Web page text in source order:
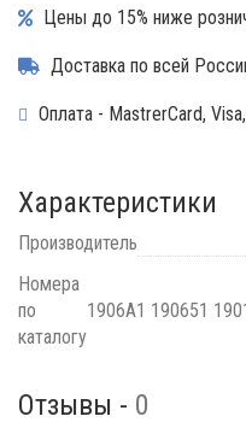
Цены до 15% ниже
Доставка по всей
Оплата - MastrerCard,
Характеристики
Производитель
Номера
по
каталогу
1906A1 190651
Отзывы - 0